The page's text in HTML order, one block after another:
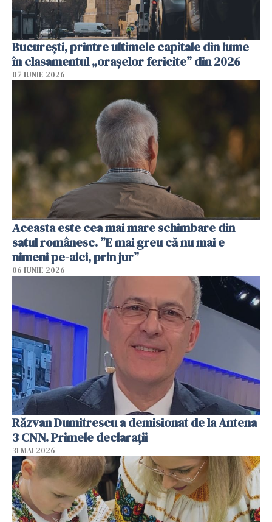
București, printre ultimele capitale din lume
în clasamentul „orașelor fericite” din 2026
07 IUNIE 2026
Aceasta este cea mai mare schimbare din
satul românesc. ”E mai greu că nu mai e
nimeni pe-aici, prin jur”
06 IUNIE 2026
Răzvan Dumitrescu a demisionat de la Antena
3 CNN. Primele declarații
31 MAI 2026